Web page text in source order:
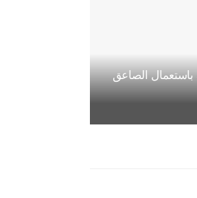
الصاعق